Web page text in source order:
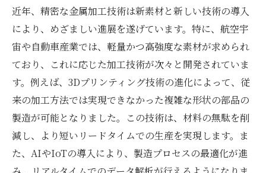
近年、精密な金属加工技術は新素材と新しい技術の導入
により、めざましい進展を遂げています。特に、航空宇
宙や自動車産業では、軽量かつ高強度な素材が求められ
ており、これに応じた加工技術が次々と開発されていま
す。例えば、3Dプリンティング技術の進化によって、従
来の加工方法では実現できなかった複雑な形状の部品の
製造が可能となりました。この技術は、材料の無駄を削
減し、より短いリードタイムでの生産を実現します。ま
た、AIやIoTの導入により、製造プロセスの最適化が進